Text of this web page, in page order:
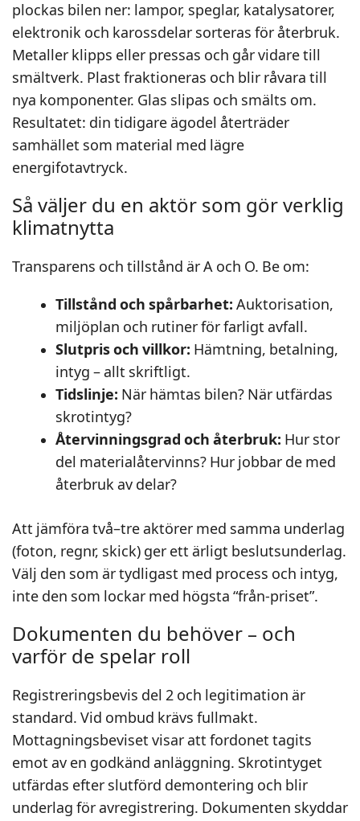
plockas bilen ner: lampor, speglar, katalysatorer,
elektronik och karossdelar sorteras för återbruk.
Metaller klipps eller pressas och går vidare till
smältverk. Plast fraktioneras och blir råvara till
nya komponenter. Glas slipas och smälts om.
Resultatet: din tidigare ägodel återträder
samhället som material med lägre
energifotavtryck.
Så väljer du en aktör som gör verklig
klimatnytta
Transparens och tillstånd är A och O. Be om:
Tillstånd och spårbarhet: Auktorisation,
miljöplan och rutiner för farligt avfall.
Slutpris och villkor: Hämtning, betalning,
intyg – allt skriftligt.
Tidslinje: När hämtas bilen? När utfärdas
skrotintyg?
Återvinningsgrad och återbruk: Hur stor
del materialåtervinns? Hur jobbar de med
återbruk av delar?
Att jämföra två–tre aktörer med samma underlag
(foton, regnr, skick) ger ett ärligt beslutsunderlag.
Välj den som är tydligast med process och intyg,
inte den som lockar med högsta “från-priset”.
Dokumenten du behöver – och
varför de spelar roll
Registreringsbevis del 2 och legitimation är
standard. Vid ombud krävs fullmakt.
Mottagningsbeviset visar att fordonet tagits
emot av en godkänd anläggning. Skrotintyget
utfärdas efter slutförd demontering och blir
underlag för avregistrering. Dokumenten skyddar